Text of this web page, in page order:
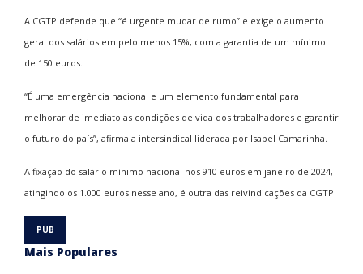
A CGTP defende que “é urgente mudar de rumo” e exige o aumento
geral dos salários em pelo menos 15%, com a garantia de um mínimo
de 150 euros.
“É uma emergência nacional e um elemento fundamental para
melhorar de imediato as condições de vida dos trabalhadores e garantir
o futuro do país”, afirma a intersindical liderada por Isabel Camarinha.
A fixação do salário mínimo nacional nos 910 euros em janeiro de 2024,
atingindo os 1.000 euros nesse ano, é outra das reivindicações da CGTP.
Mais Populares